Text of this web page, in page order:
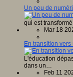
Un peu de
qui est
Mar 18
En transition
L'éducation
dans un…
Feb 11